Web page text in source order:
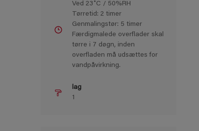
Ved 23˚C / 50%RH
Tørretid: 2 timer
Genmalingstør: 5 timer
Færdigmalede overﬂader skal
tørre i 7 døgn, inden
overﬂaden må udsættes for
vandpåvirkning.
lag
1